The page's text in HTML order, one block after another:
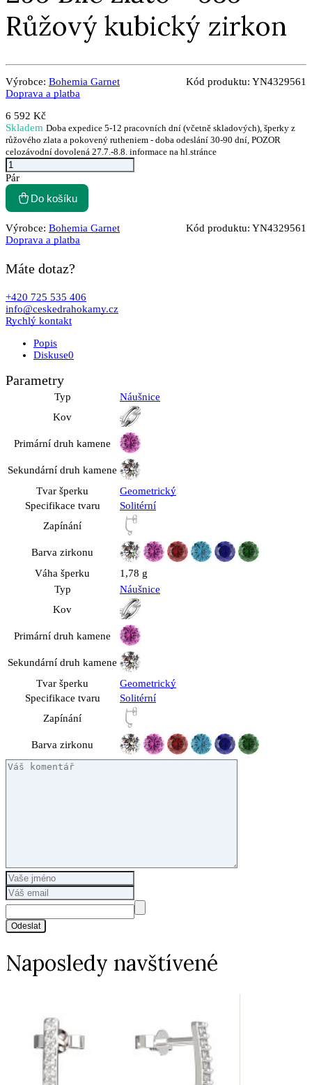
Růžový kubický zirkon
Výrobce: Bohemia Garnet Kód produktu: YN4329561
Doprava a platba
6 592 Kč
Skladem Doba expedice 5-12 pracovních dní (včetně skladových), šperky z
růžového zlata a pokovený rutheniem - doba odeslání 30-90 dní, POZOR
celozávodní dovolená 27.7.-8.8. informace na hl.stránce
Pár
Do košíku
Výrobce: Bohemia Garnet Kód produktu: YN4329561
Doprava a platba
Máte dotaz?
+420 725 535 406
info@ceskedrahokamy.cz
Rychlý kontakt
Popis
Diskuse0
Parametry
Typ
Náušnice
Kov
Primární druh kamene
Sekundární druh kamene
Tvar šperku
Geometrický
Specifikace tvaru
Solitérní
Zapínání
Barva zirkonu
Váha šperku
1,78 g
Typ
Náušnice
Kov
Primární druh kamene
Sekundární druh kamene
Tvar šperku
Geometrický
Specifikace tvaru
Solitérní
Zapínání
Barva zirkonu
Odeslat
Naposledy navštívené